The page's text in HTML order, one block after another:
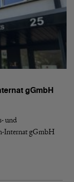
gGmbH
und
Internat gGmbH